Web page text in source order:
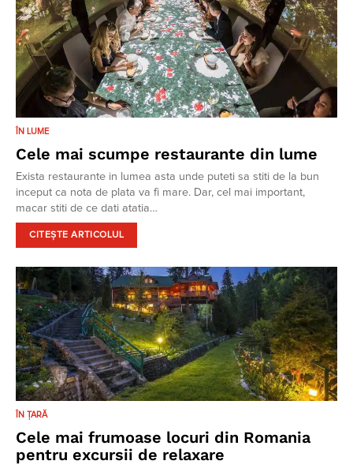
ÎN LUME
Cele mai scumpe restaurante din lume
Exista restaurante in lumea asta unde puteti sa stiti de la bun
inceput ca nota de plata va fi mare. Dar, cel mai important,
macar stiti de ce dati atatia…
CITEȘTE ARTICOLUL
ÎN ȚARĂ
Cele mai frumoase locuri din Romania
pentru excursii de relaxare